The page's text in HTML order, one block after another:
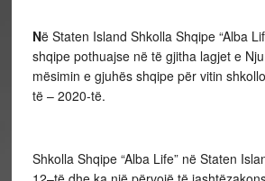
Në Staten Island Shkolla Shqipe “Alba
shqipe pothuajse në të gjitha lagjet e
mësimin e gjuhës shqipe për vitin
të – 2020-të.
Shkolla Shqipe “Alba Life” në Staten